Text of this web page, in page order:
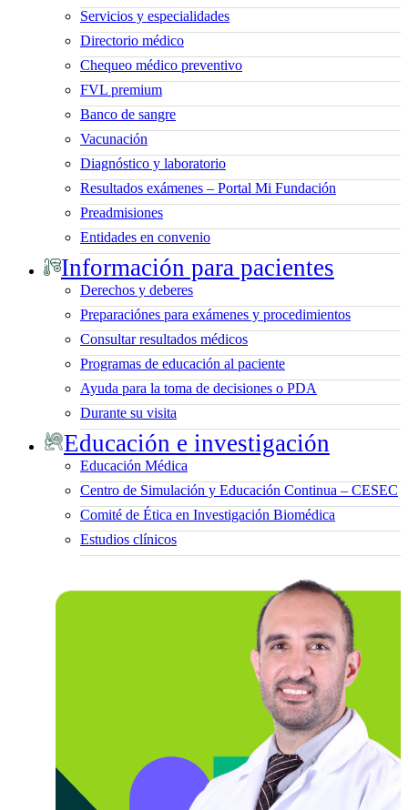
Servicios y especialidades
Directorio médico
Chequeo médico preventivo
FVL premium
Banco de sangre
Vacunación
Diagnóstico y laboratorio
Resultados exámenes – Portal Mi Fundación
Preadmisiones
Entidades en convenio
Información para pacientes
Derechos y deberes
Preparaciónes para exámenes y procedimientos
Consultar resultados médicos
Programas de educación al paciente
Ayuda para la toma de decisiones o PDA
Durante su visita
Educación e investigación
Educación Médica
Centro de Simulación y Educación Continua – CESEC
Comité de Ética en Investigación Biomédica
Estudios clínicos